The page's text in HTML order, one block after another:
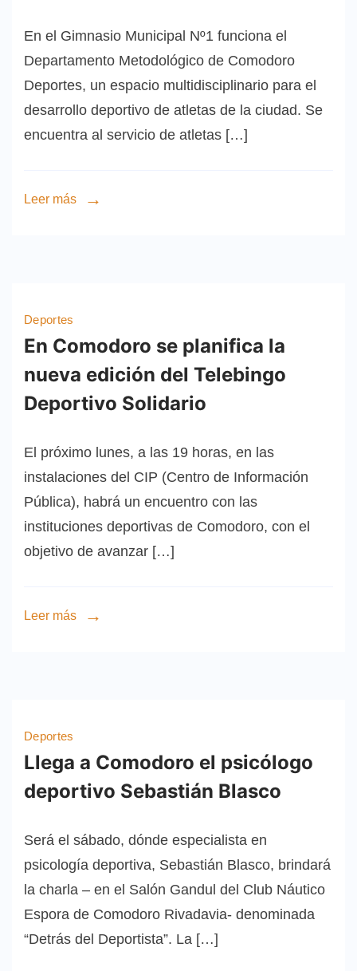
En el Gimnasio Municipal Nº1 funciona el
Departamento Metodológico de Comodoro
Deportes, un espacio multidisciplinario para el
desarrollo deportivo de atletas de la ciudad. Se
encuentra al servicio de atletas […]
Leer más
Deportes
En Comodoro se planifica la
nueva edición del Telebingo
Deportivo Solidario
El próximo lunes, a las 19 horas, en las
instalaciones del CIP (Centro de Información
Pública), habrá un encuentro con las
instituciones deportivas de Comodoro, con el
objetivo de avanzar […]
Leer más
Deportes
Llega a Comodoro el psicólogo
deportivo Sebastián Blasco
Será el sábado, dónde especialista en
psicología deportiva, Sebastián Blasco, brindará
la charla – en el Salón Gandul del Club Náutico
Espora de Comodoro Rivadavia- denominada
“Detrás del Deportista”. La […]